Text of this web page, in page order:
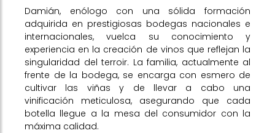
Damián, enólogo con una sólida formación
adquirida en prestigiosas bodegas nacionales e
internacionales, vuelca su conocimiento y
experiencia en la creación de vinos que reflejan la
singularidad del terroir. La familia, actualmente al
frente de la bodega, se encarga con esmero de
cultivar las viñas y de llevar a cabo una
vinificación meticulosa, asegurando que cada
botella llegue a la mesa del consumidor con la
máxima calidad.